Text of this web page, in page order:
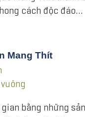
cách độc đáo…
Mang Thít
bằng những